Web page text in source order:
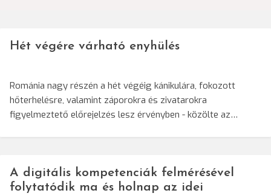
Hét végére várható enyhülés
Románia nagy részén a hét végéig kánikulára, fokozott
hőterhelésre, valamint záporokra és zivatarokra
figyelmeztető előrejelzés lesz érvényben - közölte az…
A digitális kompetenciák felmérésével
folytatódik ma és holnap az idei